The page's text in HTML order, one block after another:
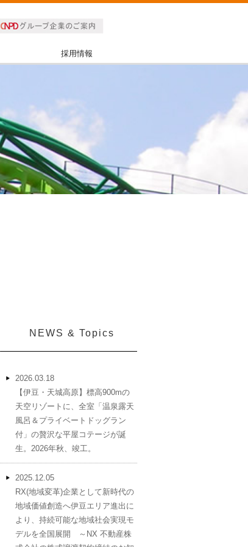
採用情報
NEWS & Topics
2026.03.18
【伊豆・天城高原】標高900mの
天空リゾートに、全室「温泉露天
風呂＆プライベートドッグラン
付」の贅沢な平屋コテージが誕
生。2026年秋、竣工。
2025.12.05
RX(地域変革)企業として新時代の
地域価値創造へ伊豆エリア進出に
より、持続可能な地域社会実現モ
デルを全国展開 ～NX 不動産株